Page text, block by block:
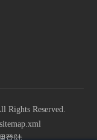
Reserved.
sitemap.xml